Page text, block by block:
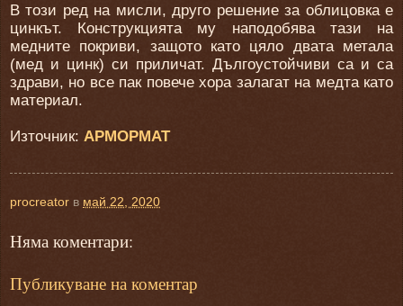
В този ред на мисли, друго решение за облицовка е
цинкът. Конструкцията му наподобява тази на
медните покриви, защото като цяло двата метала
(мед и цинк) си приличат. Дългоустойчиви са и са
здрави, но все пак повече хора залагат на медта като
материал.
Източник: АРМОРМАТ
procreator в май 22, 2020
Няма коментари:
Публикуване на коментар